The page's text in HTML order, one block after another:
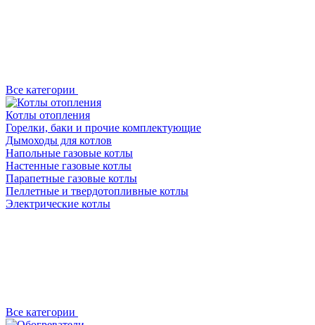
Все категории
Котлы отопления
Горелки, баки и прочие комплектующие
Дымоходы для котлов
Напольные газовые котлы
Настенные газовые котлы
Парапетные газовые котлы
Пеллетные и твердотопливные котлы
Электрические котлы
Все категории